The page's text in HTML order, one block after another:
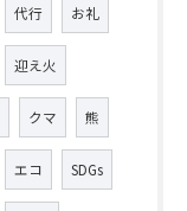
代行 お礼
迎え火
クマ 熊
エコ SDGs